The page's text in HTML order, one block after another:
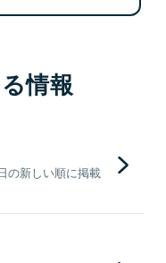
情報
の新しい順に掲載